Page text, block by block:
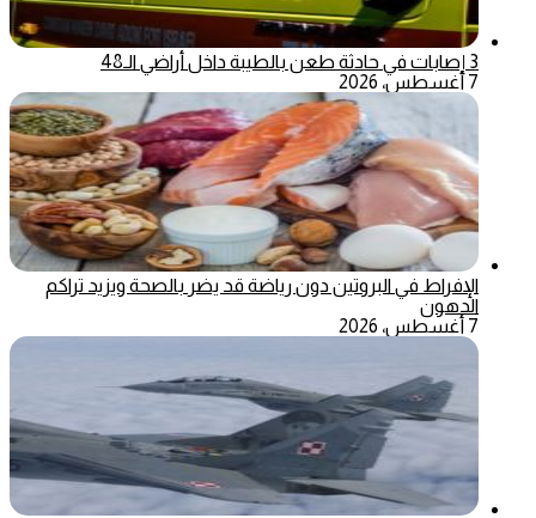
3 إصابات في حادثة طعن بالطيبة داخل أراضي الـ48
7 أغسطس، 2026
الإفراط في البروتين دون رياضة قد يضر بالصحة ويزيد تراكم
الدهون
7 أغسطس، 2026